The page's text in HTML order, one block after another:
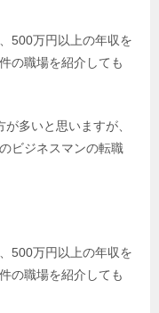
500万円以上の年収を
の職場を紹介しても
多いと思いますが、
ビジネスマンの転職
500万円以上の年収を
の職場を紹介しても